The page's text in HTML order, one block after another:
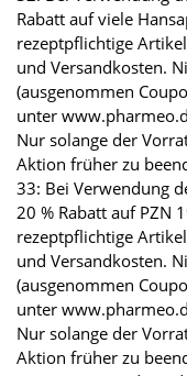
Rabatt auf viele
rezeptpflichtige
und Versandkosten.
(ausgenommen
unter
Nur solange der
Aktion früher zu
33: Bei Verwendung
20 % Rabatt auf PZN
rezeptpflichtige
und Versandkosten.
(ausgenommen
unter
Nur solange der
Aktion früher zu